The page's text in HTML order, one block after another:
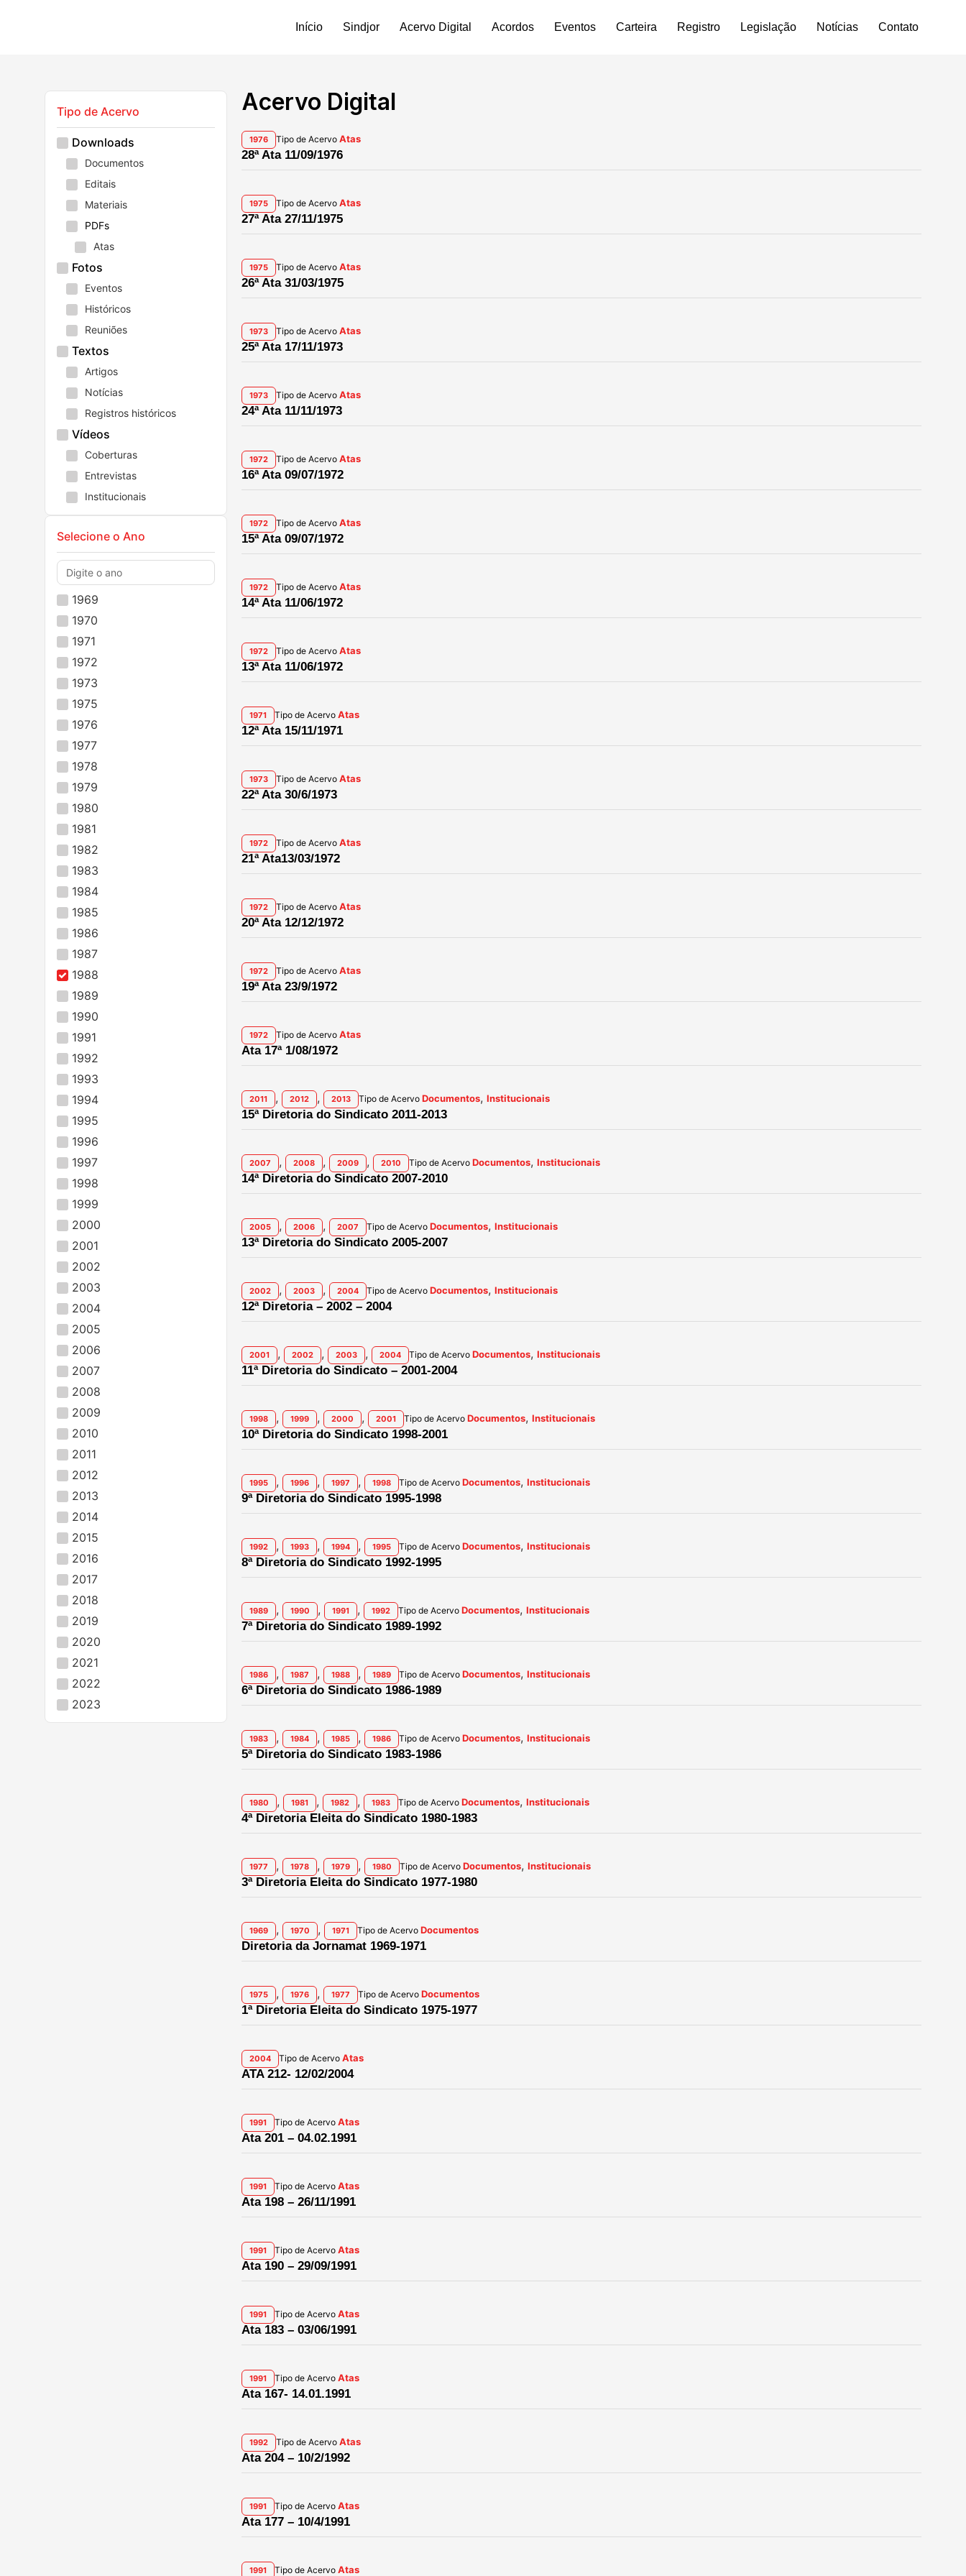
Início Sindjor Acervo Digital Acordos Eventos Carteira Registro Legislação Notícias Contato
Tipo de Acervo
Downloads
Documentos
Editais
Materiais
PDFs
Atas
Fotos
Eventos
Históricos
Reuniões
Textos
Artigos
Notícias
Registros históricos
Vídeos
Coberturas
Entrevistas
Institucionais
Selecione o Ano
1969
1970
1971
1972
1973
1975
1976
1977
1978
1979
1980
1981
1982
1983
1984
1985
1986
1987
1988
1989
1990
1991
1992
1993
1994
1995
1996
1997
1998
1999
2000
2001
2002
2003
2004
2005
2006
2007
2008
2009
2010
2011
2012
2013
2014
2015
2016
2017
2018
2019
2020
2021
2022
2023
Acervo Digital
1976 Tipo de Acervo Atas
28ª Ata 11/09/1976
1975 Tipo de Acervo Atas
27ª Ata 27/11/1975
1975 Tipo de Acervo Atas
26ª Ata 31/03/1975
1973 Tipo de Acervo Atas
25ª Ata 17/11/1973
1973 Tipo de Acervo Atas
24ª Ata 11/11/1973
1972 Tipo de Acervo Atas
16ª Ata 09/07/1972
1972 Tipo de Acervo Atas
15ª Ata 09/07/1972
1972 Tipo de Acervo Atas
14ª Ata 11/06/1972
1972 Tipo de Acervo Atas
13ª Ata 11/06/1972
1971 Tipo de Acervo Atas
12ª Ata 15/11/1971
1973 Tipo de Acervo Atas
22ª Ata 30/6/1973
1972 Tipo de Acervo Atas
21ª Ata13/03/1972
1972 Tipo de Acervo Atas
20ª Ata 12/12/1972
1972 Tipo de Acervo Atas
19ª Ata 23/9/1972
1972 Tipo de Acervo Atas
Ata 17ª 1/08/1972
2011 , 2012 , 2013 Tipo de Acervo Documentos, Institucionais
15ª Diretoria do Sindicato 2011-2013
2007 , 2008 , 2009 , 2010 Tipo de Acervo Documentos, Institucionais
14ª Diretoria do Sindicato 2007-2010
2005 , 2006 , 2007 Tipo de Acervo Documentos, Institucionais
13ª Diretoria do Sindicato 2005-2007
2002 , 2003 , 2004 Tipo de Acervo Documentos, Institucionais
12ª Diretoria – 2002 – 2004
2001 , 2002 , 2003 , 2004 Tipo de Acervo Documentos, Institucionais
11ª Diretoria do Sindicato – 2001-2004
1998 , 1999 , 2000 , 2001 Tipo de Acervo Documentos, Institucionais
10ª Diretoria do Sindicato 1998-2001
1995 , 1996 , 1997 , 1998 Tipo de Acervo Documentos, Institucionais
9ª Diretoria do Sindicato 1995-1998
1992 , 1993 , 1994 , 1995 Tipo de Acervo Documentos, Institucionais
8ª Diretoria do Sindicato 1992-1995
1989 , 1990 , 1991 , 1992 Tipo de Acervo Documentos, Institucionais
7ª Diretoria do Sindicato 1989-1992
1986 , 1987 , 1988 , 1989 Tipo de Acervo Documentos, Institucionais
6ª Diretoria do Sindicato 1986-1989
1983 , 1984 , 1985 , 1986 Tipo de Acervo Documentos, Institucionais
5ª Diretoria do Sindicato 1983-1986
1980 , 1981 , 1982 , 1983 Tipo de Acervo Documentos, Institucionais
4ª Diretoria Eleita do Sindicato 1980-1983
1977 , 1978 , 1979 , 1980 Tipo de Acervo Documentos, Institucionais
3ª Diretoria Eleita do Sindicato 1977-1980
1969 , 1970 , 1971 Tipo de Acervo Documentos
Diretoria da Jornamat 1969-1971
1975 , 1976 , 1977 Tipo de Acervo Documentos
1ª Diretoria Eleita do Sindicato 1975-1977
2004 Tipo de Acervo Atas
ATA 212- 12/02/2004
1991 Tipo de Acervo Atas
Ata 201 – 04.02.1991
1991 Tipo de Acervo Atas
Ata 198 – 26/11/1991
1991 Tipo de Acervo Atas
Ata 190 – 29/09/1991
1991 Tipo de Acervo Atas
Ata 183 – 03/06/1991
1991 Tipo de Acervo Atas
Ata 167- 14.01.1991
1992 Tipo de Acervo Atas
Ata 204 – 10/2/1992
1991 Tipo de Acervo Atas
Ata 177 – 10/4/1991
1991 Tipo de Acervo Atas